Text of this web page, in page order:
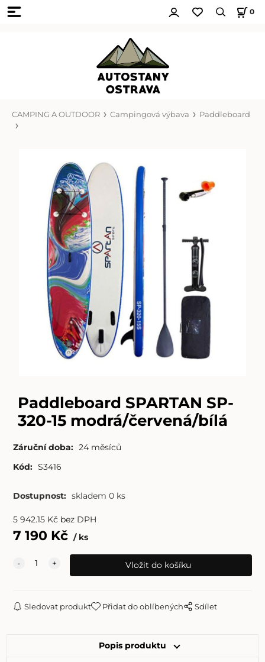
0
CAMPING A OUTDOOR Campingová výbava Paddleboard
Paddleboard SPARTAN SP-
320-15 modrá/červená/bílá
Záruční doba: 24 měsíců
Kód: S3416
Dostupnost: skladem 0 ks
5 942.15Kč bez DPH
7 190 Kč ks
Sledovat produkt Přidat do oblíbených Sdílet
Popis produktu